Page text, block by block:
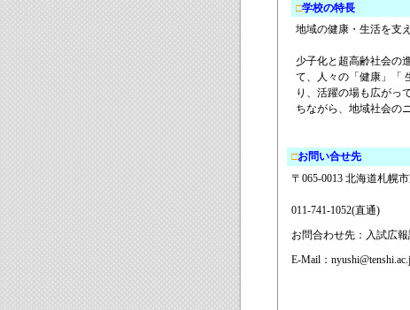
□学校の特長
地域の健康・生活を支
少子化と超高齢社会の
て、人々の「健康」「
り、活躍の場も広がっ
ちながら、地域社会の
□お問い合せ先
〒065-0013 北海道札幌
011-741-1052(直通)
お問合わせ先：入試広
E-Mail：